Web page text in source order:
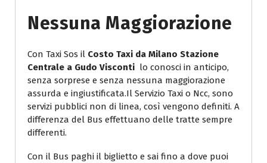
Nessuna Maggiorazione
Con Taxi Sos il Costo Taxi da Milano Stazione
Centrale a Gudo Visconti lo conosci in anticipo,
senza sorprese e senza nessuna maggiorazione
assurda e ingiustificata.Il Servizio Taxi o Ncc, sono
servizi pubblici non di linea, così vengono definiti. A
differenza del Bus effettuano delle tratte sempre
differenti.
Con il Bus paghi il biglietto e sai fino a dove puoi